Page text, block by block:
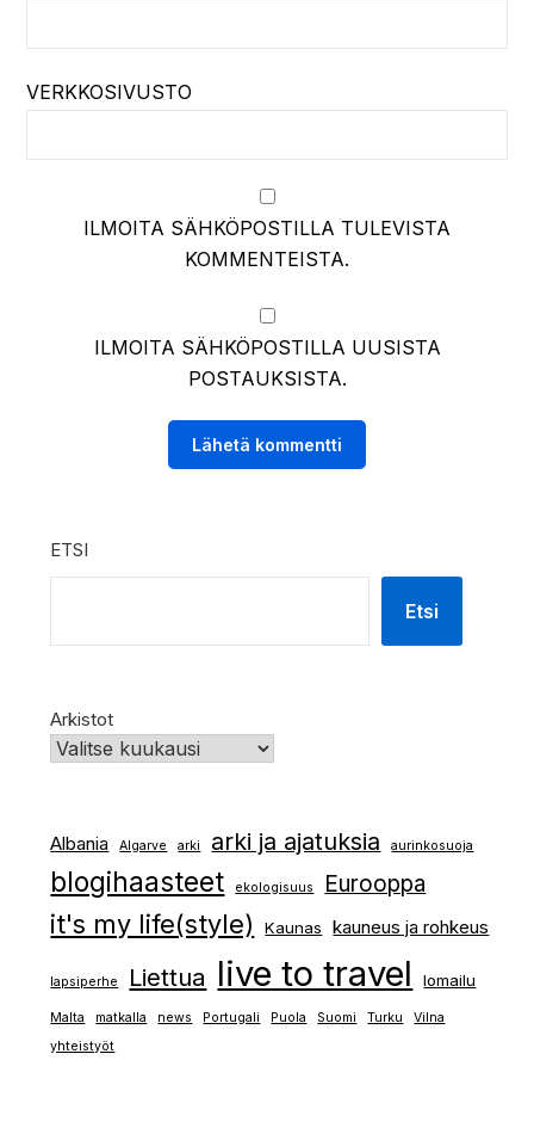
VERKKOSIVUSTO
ILMOITA SÄHKÖPOSTILLA TULEVISTA
KOMMENTEISTA.
ILMOITA SÄHKÖPOSTILLA UUSISTA
POSTAUKSISTA.
ETSI
Etsi
Arkistot
Albania Algarve arki arki ja ajatuksia aurinkosuoja
blogihaasteet ekologisuus Eurooppa
it's my life(style) Kaunas kauneus ja rohkeus
lapsiperhe Liettua live to travel lomailu
Malta matkalla news Portugali Puola Suomi Turku
Vilna
yhteistyöt